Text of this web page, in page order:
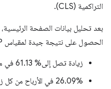
التراكمية (CLS).
الحصول على نتيجة جيدة لمقياس LCP يمكن أن يؤدي إلى ما يلي:
زيادة تصل إلى% 61.13 في معدّل الإحالات الناجحة
26.09% في الأرباح من كل زائر